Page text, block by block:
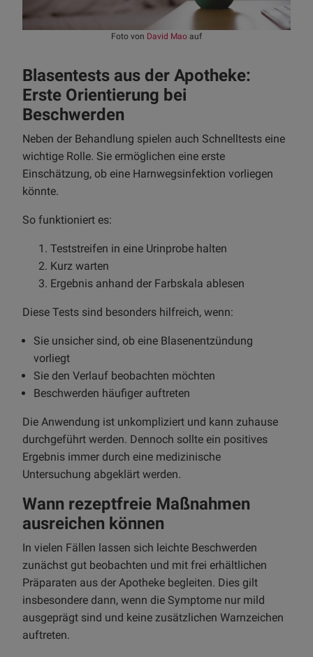
Foto von David Mao auf
Blasentests aus der Apotheke:
Erste Orientierung bei
Beschwerden
Neben der Behandlung spielen auch Schnelltests eine
wichtige Rolle. Sie ermöglichen eine erste
Einschätzung, ob eine Harnwegsinfektion vorliegen
könnte.
So funktioniert es:
Teststreifen in eine Urinprobe halten
Kurz warten
Ergebnis anhand der Farbskala ablesen
Diese Tests sind besonders hilfreich, wenn:
Sie unsicher sind, ob eine Blasenentzündung
vorliegt
Sie den Verlauf beobachten möchten
Beschwerden häufiger auftreten
Die Anwendung ist unkompliziert und kann zuhause
durchgeführt werden. Dennoch sollte ein positives
Ergebnis immer durch eine medizinische
Untersuchung abgeklärt werden.
Wann rezeptfreie Maßnahmen
ausreichen können
In vielen Fällen lassen sich leichte Beschwerden
zunächst gut beobachten und mit frei erhältlichen
Präparaten aus der Apotheke begleiten. Dies gilt
insbesondere dann, wenn die Symptome nur mild
ausgeprägt sind und keine zusätzlichen Warnzeichen
auftreten.